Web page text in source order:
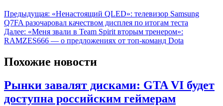
Предыдущая: «Ненастоящий QLED»: телевизор Samsung
Q7FA разочаровал качеством дисплея по итогам теста
Далее: «Меня звали в Team Spirit вторым тренером»:
RAMZES666 — о предложениях от топ-команд Dota
Похожие новости
Рынки завалят дисками: GTA VI будет
доступна российским геймерам